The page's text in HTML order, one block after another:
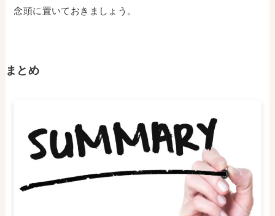
念頭に置いておきましょう。
まとめ